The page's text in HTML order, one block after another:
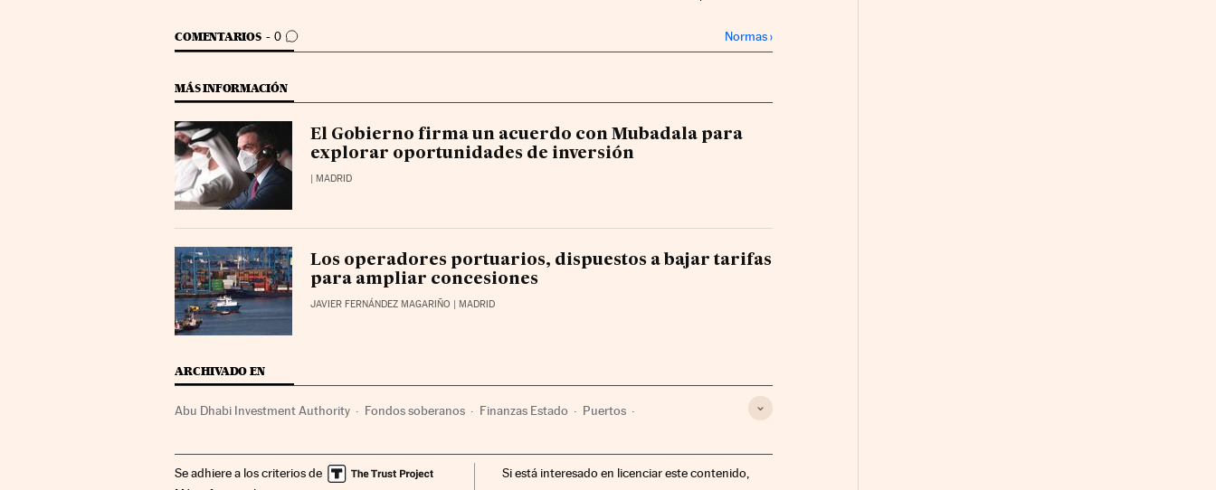
COMENTARIOS 0
IR A LOS COMENTARIOS Normas›
MÁS INFORMACIÓN
El Gobierno firma un acuerdo con Mubadala para
explorar oportunidades de inversión
| MADRID
Los operadores portuarios, dispuestos a bajar tarifas
para ampliar concesiones
JAVIER FERNÁNDEZ MAGARIÑO | MADRID
ARCHIVADO EN
Abu Dhabi Investment Authority Fondos soberanos Finanzas Estado Puertos
Se adhiere a los criterios de
Si está interesado en licenciar este contenido,